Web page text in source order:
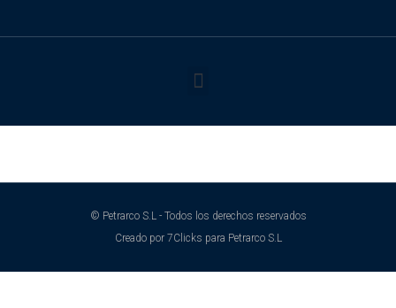
© Petrarco S.L - Todos los derechos reservados
Creado por 7Clicks para Petrarco S.L